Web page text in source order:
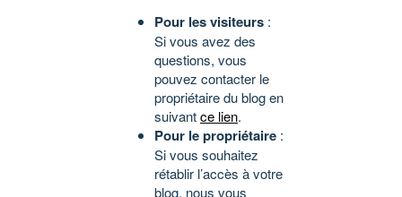
Pour les visiteurs :
Si vous avez des
questions, vous
pouvez contacter le
propriétaire du blog en
suivantce lien.
Pour le propriétaire :
Si vous souhaitez
rétablir l’accès à votre
blog, nous vous